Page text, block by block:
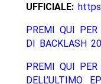
UFFICIALE:
PREMI QUI
DI BACKLASH
PREMI QUI
DELL’ULTIMO